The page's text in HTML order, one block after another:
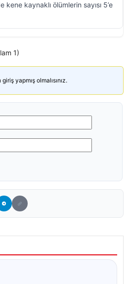
kaynaklı ölümlerin sayısı 5’e
1)
yapmış olmalısınız.